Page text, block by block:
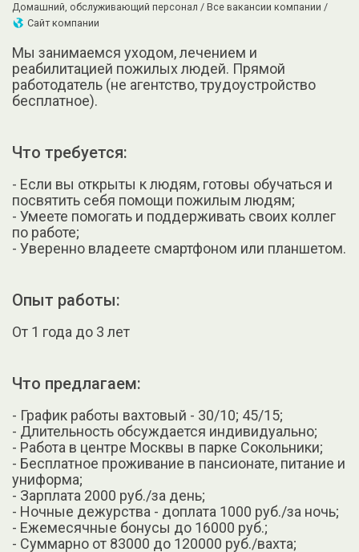
Домашний, обслуживающий персонал / Все вакансии компании /
Сайт компании
Мы занимаемся уходом, лечением и
реабилитацией пожилых людей. Прямой
работодатель (не агентство, трудоустройство
бесплатное).
Что требуется:
- Если вы открыты к людям, готовы обучаться и
посвятить себя помощи пожилым людям;
- Умеете помогать и поддерживать своих коллег
по работе;
- Уверенно владеете смартфоном или планшетом.
Опыт работы:
От 1 года до 3 лет
Что предлагаем:
- График работы вахтовый - 30/10; 45/15;
- Длительность обсуждается индивидуально;
- Работа в центре Москвы в парке Сокольники;
- Бесплатное проживание в пансионате, питание и
униформа;
- Зарплата 2000 руб./за день;
- Ночные дежурства - доплата 1000 руб./за ночь;
- Ежемесячные бонусы до 16000 руб.;
- Суммарно от 83000 до 120000 руб./вахта;